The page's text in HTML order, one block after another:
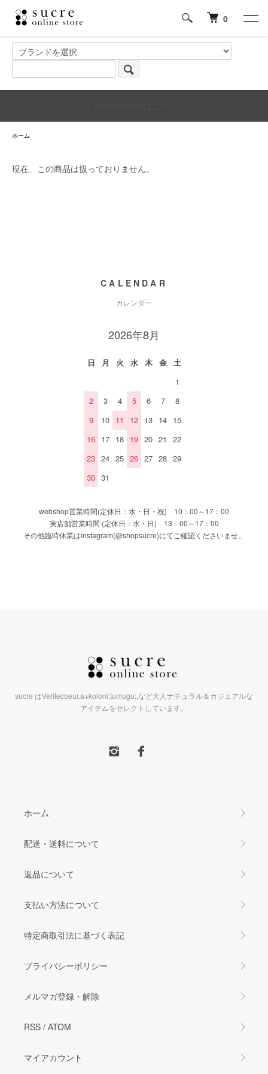
0
ホーム
現在、この商品は扱っておりません。
CALENDAR
カレンダー
2026年8月
日 月 火 水 木 金
土
1
2
3 4 5 6 7
8
9
10 11 12 13 14 15
16 17 18 19 20 21
22
23 24 25 26 27 28 29
30 31
webshop営業時間(定休日：水・日・祝) 10：00～17：00
実店舗営業時間 (定休日：水・日) 13：00～17：00
その他臨時休業はinstagram(@shopsucre)にてご確認くださいませ。
sucre はVeritecoeur,a+koloni,tumugu:,など大人ナチュラル＆カジュアルな
アイテムをセレクトしています。
ホーム
配送・送料について
返品について
支払い方法について
特定商取引法に基づく表記
プライバシーポリシー
メルマガ登録・解除
RSS / ATOM
マイアカウント